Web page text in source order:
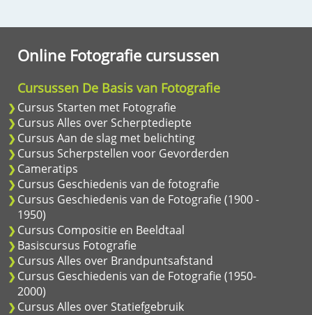
Online Fotografie cursussen
Cursussen De Basis van Fotografie
Cursus Starten met Fotografie
Cursus Alles over Scherptediepte
Cursus Aan de slag met belichting
Cursus Scherpstellen voor Gevorderden
Cameratips
Cursus Geschiedenis van de fotografie
Cursus Geschiedenis van de Fotografie (1900 -
1950)
Cursus Compositie en Beeldtaal
Basiscursus Fotografie
Cursus Alles over Brandpuntsafstand
Cursus Geschiedenis van de Fotografie (1950-
2000)
Cursus Alles over Statiefgebruik